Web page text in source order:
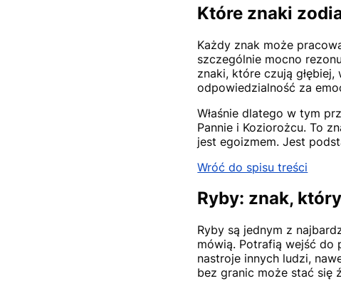
Które znaki
Każdy znak może
szczególnie mocno
znaki, które czują
odpowiedzialność za
Właśnie dlatego w tym
Pannie i Koziorożcu. To
jest egoizmem. Jest
Wróć do spisu treści
Ryby: znak,
Ryby są jednym z
mówią. Potrafią wejść do
nastroje innych ludzi,
bez granic może stać się